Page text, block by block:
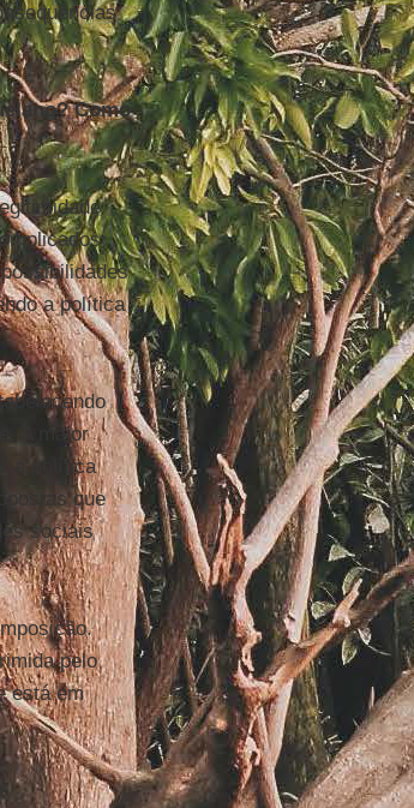
Como
a política
A maior
a política
que
sociais
pelo
está em